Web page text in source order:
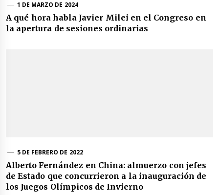
1 DE MARZO DE 2024
A qué hora habla Javier Milei en el Congreso en
la apertura de sesiones ordinarias
5 DE FEBRERO DE 2022
Alberto Fernández en China: almuerzo con jefes
de Estado que concurrieron a la inauguración de
los Juegos Olímpicos de Invierno